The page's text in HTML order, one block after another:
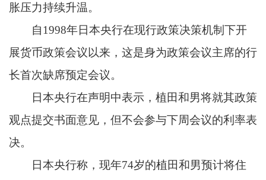
胀压力持续升温。
自1998年日本央行在现行政策决策机制下开
展货币政策会议以来，这是身为政策会议主席的行
长首次缺席预定会议。
日本央行在声明中表示，植田和男将就其政策
观点提交书面意见，但不会参与下周会议的利率表
决。
日本央行称，现年74岁的植田和男预计将住